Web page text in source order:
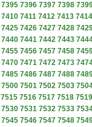
7395 7396 7397 7398
7410 7411 7412 7413 7414
7425 7426 7427 7428
7440 7441 7442 7443
7455 7456 7457 7458
7470 7471 7472 7473
7485 7486 7487 7488
7500 7501 7502 7503
7515 7516 7517 7518 7519
7530 7531 7532 7533
7545 7546 7547 7548